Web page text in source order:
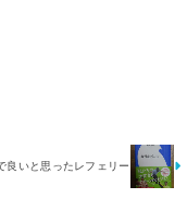
良いと思ったレフェリー